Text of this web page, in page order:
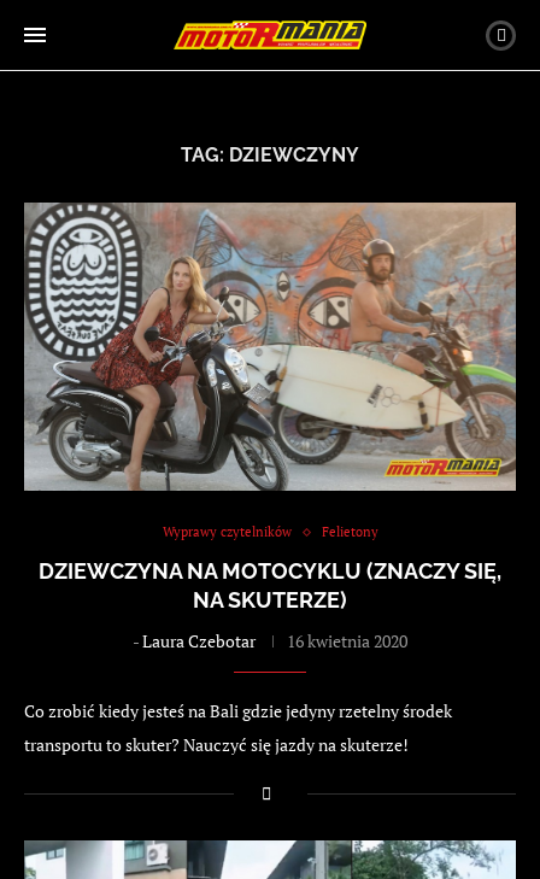
TAG: DZIEWCZYNY
Wyprawy czytelników Felietony
DZIEWCZYNA NA MOTOCYKLU (ZNACZY SIĘ,
NA SKUTERZE)
-Laura Czebotar 16 kwietnia 2020
Co zrobić kiedy jesteś na Bali gdzie jedyny rzetelny środek
transportu to skuter? Nauczyć się jazdy na skuterze!